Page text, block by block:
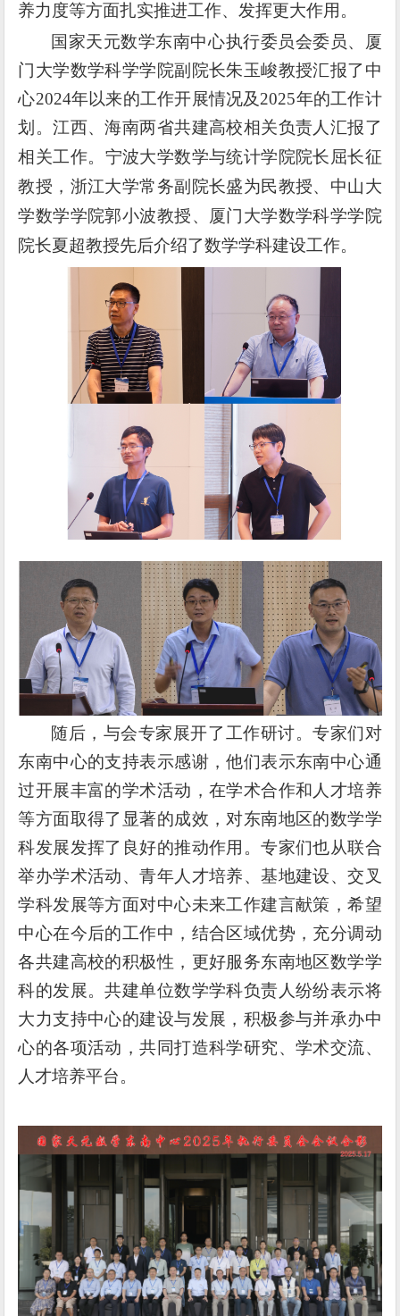
养力度等方面扎实推进工作、发挥更大作用。
国家天元数学东南中心执行委员会委员、厦
门大学数学科学学院副院长朱玉峻教授汇报了中
心2024年以来的工作开展情况及2025年的工作计
划。江西、海南两省共建高校相关负责人汇报了
相关工作。 宁波大学数学与统计学院院长屈长征
教授，浙江大学常务副院长盛为民教授、中山大
学数学学院郭小波教授、厦门大学数学科学学院
院长夏超教授先后介绍了数学学科建设工作。
随后，与会专家展开了工作研讨。专家们对
东南中心的支持表示感谢，他们表示东南中心通
过开展丰富的学术活动，在学术合作和人才培养
等方面取得了显著的成效，对东南地区的数学学
科发展发挥了良好的推动作用。专家们也从联合
举办学术活动、青年人才培养、基地建设、交叉
学科发展等方面对中心未来工作建言献策，希望
中心在今后的工作中，结合区域优势，充分调动
各共建高校的积极性，更好服务东南地区数学学
科的发展。共建单位数学学科负责人纷纷表示将
大力支持中心的建设与发展，积极参与并承办中
心的各项活动，共同打造科学研究、学术交流、
人才培养平台。